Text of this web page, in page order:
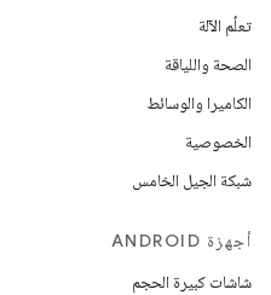
تعلُم الآلة
الصحة واللياقة
الكاميرا والوسائط
الخصوصية
شبكة الجيل الخامس
أجهزة ANDROID
شاشات كبيرة الحجم